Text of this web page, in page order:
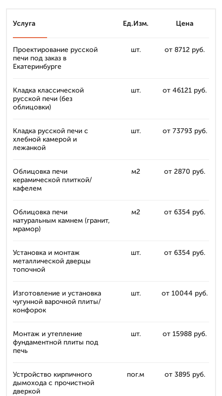
Услуга Ед.Изм. Цена
Проектирование русской
печи под заказ в
Екатеринбурге
шт. от 8712 руб.
Кладка классической
русской печи (без
облицовки)
шт. от 46121 руб.
Кладка русской печи с
хлебной камерой и
лежанкой
шт. от 73793 руб.
Облицовка печи
керамической плиткой/
кафелем
м2 от 2870 руб.
Облицовка печи
натуральным камнем (гранит,
мрамор)
м2 от 6354 руб.
Установка и монтаж
металлической дверцы
топочной
шт. от 6354 руб.
Изготовление и установка
чугунной варочной плиты/
конфорок
шт. от 10044 руб.
Монтаж и утепление
фундаментной плиты под
печь
шт. от 15988 руб.
Устройство кирпичного
дымохода с прочистной
дверкой
пог.м от 3895 руб.